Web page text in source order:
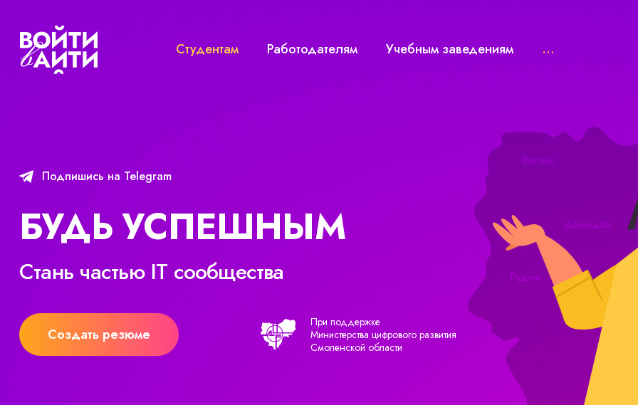
Студентам Работодателям Учебным заведениям ...
Подпишись на Telegram
БУДЬ УСПЕШНЫМ
Стань частью IT сообщества
Создать резюме
При поддержке
Министерства цифрового развития
Смоленской области